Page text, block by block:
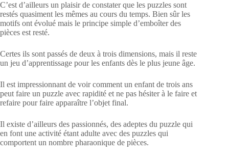
C’est d’ailleurs un plaisir de constater que les puzzles sont
restés quasiment les mêmes au cours du temps. Bien sûr les
motifs ont évolué mais le principe simple d’emboîter des
pièces est resté.
Certes ils sont passés de deux à trois dimensions, mais il reste
un jeu d’apprentissage pour les enfants dès le plus jeune âge.
Il est impressionnant de voir comment un enfant de trois ans
peut faire un puzzle avec rapidité et ne pas hésiter à le faire et
refaire pour faire apparaître l’objet final.
Il existe d’ailleurs des passionnés, des adeptes du puzzle qui
en font une activité étant adulte avec des puzzles qui
comportent un nombre pharaonique de pièces.